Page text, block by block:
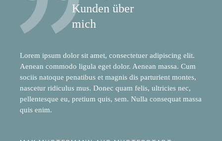
Kunden über
mich
Lorem ipsum dolor sit amet, consectetuer adipiscing elit.
Aenean commodo ligula eget dolor. Aenean massa. Cum
sociis natoque penatibus et magnis dis parturient montes,
nascetur ridiculus mus. Donec quam felis, ultricies nec,
pellentesque eu, pretium quis, sem. Nulla consequat massa
quis enim.